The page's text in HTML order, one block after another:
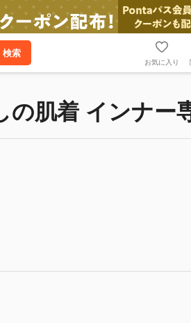
検索
お気に入り
の肌着 インナー